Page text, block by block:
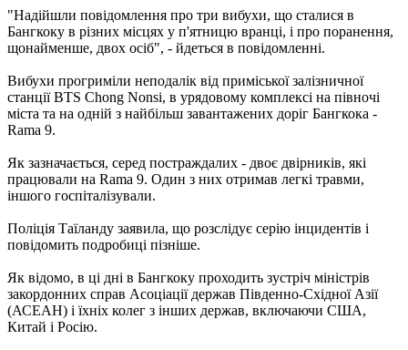
"Надійшли повідомлення про три вибухи, що сталися в
Бангкоку в різних місцях у п'ятницю вранці, і про поранення,
щонайменше, двох осіб", - йдеться в повідомленні.
Вибухи прогриміли неподалік від приміської залізничної
станції BTS Chong Nonsi, в урядовому комплексі на півночі
міста та на одній з найбільш завантажених доріг Бангкока -
Rama 9.
Як зазначається, серед постраждалих - двоє двірників, які
працювали на Rama 9. Один з них отримав легкі травми,
іншого госпіталізували.
Поліція Таїланду заявила, що розслідує серію інцидентів і
повідомить подробиці пізніше.
Як відомо, в ці дні в Бангкоку проходить зустріч міністрів
закордонних справ Асоціації держав Південно-Східної Азії
(АСЕАН) і їхніх колег з інших держав, включаючи США,
Китай і Росію.